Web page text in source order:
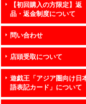
【初回購入の方限定】返
品・返金制度について
問い合わせ
店頭受取について
遊戯王「アジア圏向け日
語表記カード」について